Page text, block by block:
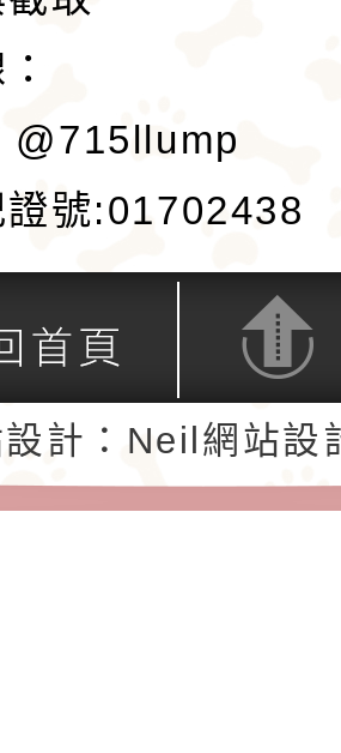
號:01702438
返回頂端
計：Neil網站設